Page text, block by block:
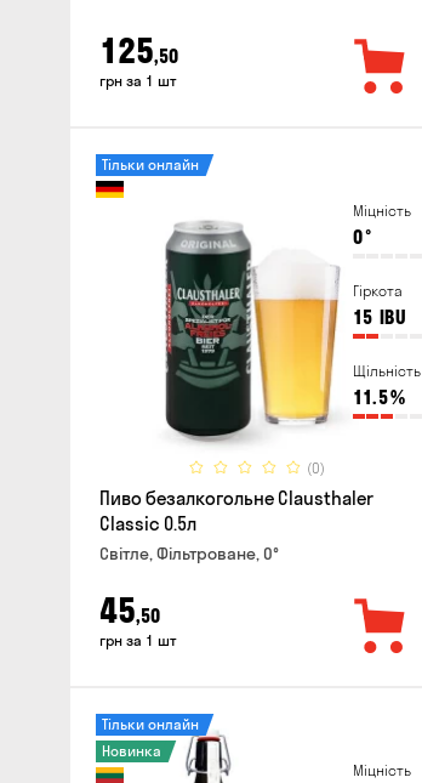
125,50
грн за 1 шт
Міцність
0°
Гіркота
15 IBU
Щільність
11.5%
(0)
Тільки онлайн
Пиво безалкогольне Clausthaler
Classic 0.5л
Світле, Фільтроване, 0°
45,50
грн за 1 шт
Міцність
Тільки онлайн
Новинка